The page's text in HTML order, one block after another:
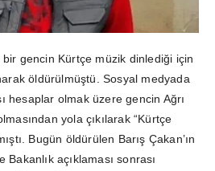
bir gencin Kürtçe müzik dinlediği için
öldürülmüştü. Sosyal medyada
hesaplar olmak üzere gencin Ağrı
yola çıkılarak “Kürtçe
Bugün öldürülen Barış Çakan’ın
Bakanlık açıklaması sonrası